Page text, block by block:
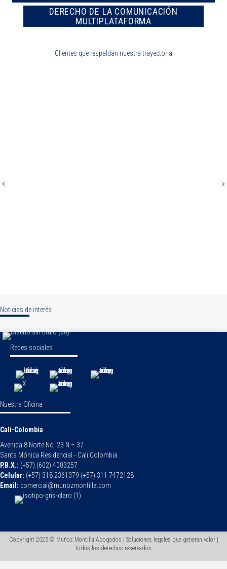
DERECHO DE LA COMUNICACIÓN
MULTIPLATAFORMA
Clientes que respaldan nuestra trayectoria
Previous
Noticias de interés
Redes sociales
Nuestra Oficina
Cali-Colombia
Avenida 8 Norte No. 23 N – 37
Santa Mónica Residencial - Cali Colombia
P.B.X.: (+57) (602) 4003257
Celular: (+57) 318 2361379 (+57) 311 7472128
Email: comercial@munozmontilla.com
Copyright 2025 © Muñoz Montilla Abogados | Soluciones legales que generan valor |
Todos los derechos reservados.